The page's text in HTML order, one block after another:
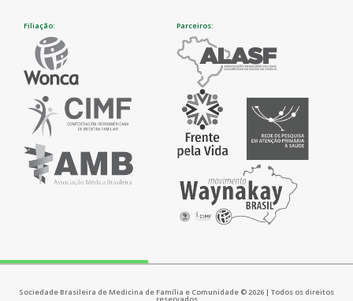
Filiação: Parceiros:
Sociedade Brasileira de Medicina de Família e Comunidade © 2026 | Todos os direitos